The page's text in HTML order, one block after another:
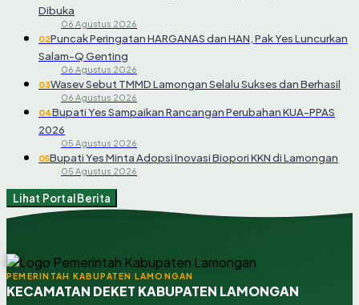
Dibuka
06 Agustus 2026
02Puncak Peringatan HARGANAS dan HAN, Pak Yes Luncurkan
Salam-Q Genting
06 Agustus 2026
03Wasev Sebut TMMD Lamongan Selalu Sukses dan Berhasil
06 Agustus 2026
04Bupati Yes Sampaikan Rancangan Perubahan KUA-PPAS
2026
05 Agustus 2026
05Bupati Yes Minta Adopsi Inovasi Biopori KKN di Lamongan
05 Agustus 2026
Lihat Portal Berita
PEMERINTAH KABUPATEN LAMONGAN
KECAMATAN DEKET KABUPATEN LAMONGAN